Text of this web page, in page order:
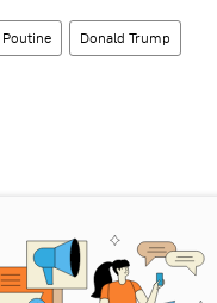
Donald Trump